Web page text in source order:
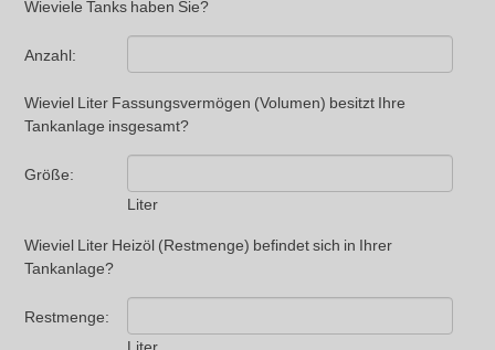
Wieviele Tanks haben Sie?
Anzahl:
Wieviel Liter Fassungsvermögen (Volumen) besitzt Ihre
Tankanlage insgesamt?
Größe:
Liter
Wieviel Liter Heizöl (Restmenge) befindet sich in Ihrer
Tankanlage?
Restmenge:
Liter